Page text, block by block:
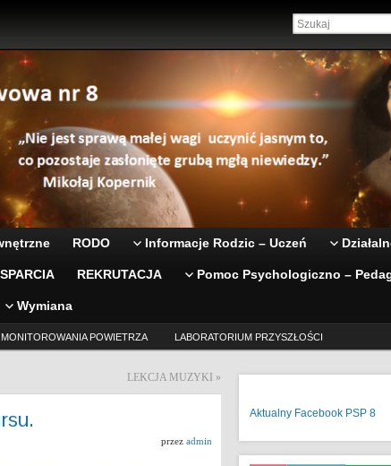
RODO Informacje Rodzic – Uczeń
REKRUTACJA Pomoc Psychologiczno –
Wymiana
MONITOROWANIA POWIETRZA LABORATORIUM PRZYSZŁOŚCI
LEKCJA MUZYKI »
przez admin
Aktualny Facebook PSP 8